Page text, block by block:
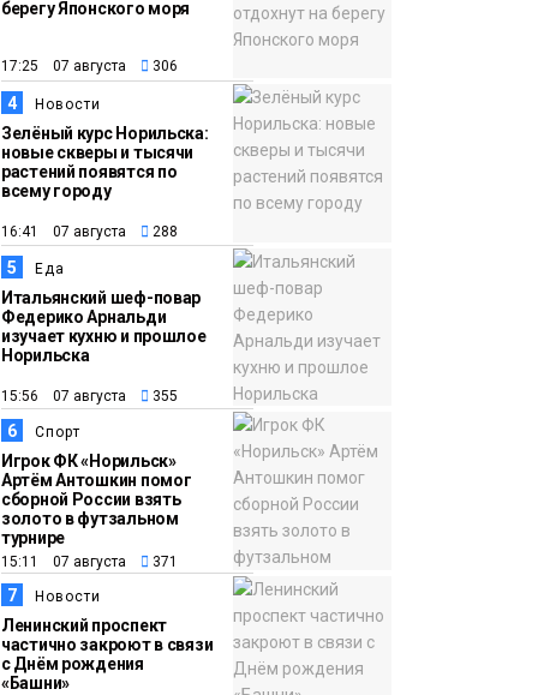
Общество
Как в Норильске
помогают женщинам
из исправительного
центра
адаптироваться к
жизни
берегу Японского моря
17:25 07 августа 306
4 Новости
Зелёный курс Норильска:
новые скверы и тысячи
растений появятся по
всему городу
16:41 07 августа 288
5 Еда
Итальянский шеф-повар
Федерико Арнальди
изучает кухню и прошлое
Норильска
15:56 07 августа 355
6 Спорт
Игрок ФК «Норильск»
Артём Антошкин помог
сборной России взять
золото в футзальном
турнире
15:11 07 августа 371
7 Новости
Ленинский проспект
частично закроют в связи
с Днём рождения
«Башни»